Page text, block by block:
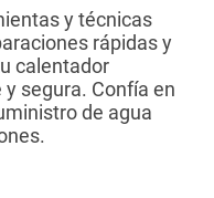
y técnicas
rápidas y
calentador
segura. Confía en
de agua